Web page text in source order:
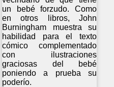
un bebé forzudo. Como
en otros libros, John
Burningham muestra su
habilidad para el texto
cómico complementado
con ilustraciones
graciosas del bebé
poniendo a prueba su
poderío.